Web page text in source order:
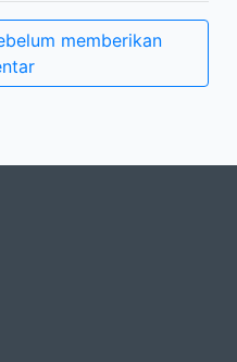
memberikan